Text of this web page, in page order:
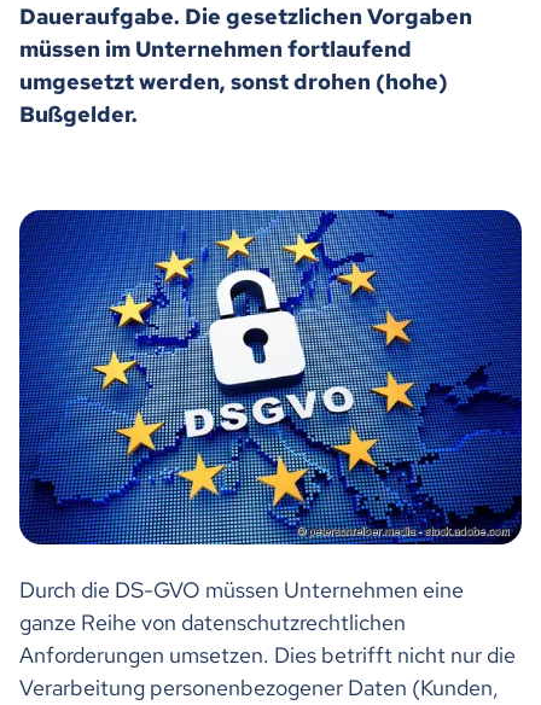
Daueraufgabe. Die gesetzlichen Vorgaben
müssen im Unternehmen fortlaufend
umgesetzt werden, sonst drohen (hohe)
Bußgelder.
Durch die DS-GVO müssen Unternehmen eine
ganze Reihe von datenschutzrechtlichen
Anforderungen umsetzen. Dies betrifft nicht nur die
Verarbeitung personenbezogener Daten (Kunden,